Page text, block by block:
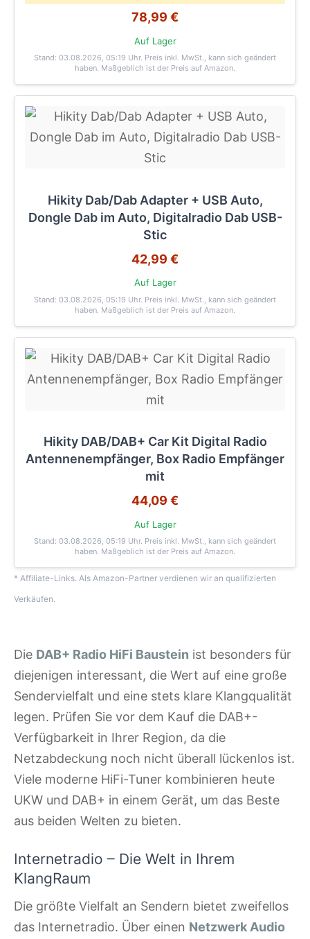
78,99 €
Auf Lager
Stand: 03.08.2026, 05:19 Uhr. Preis inkl. MwSt., kann sich geändert
haben. Maßgeblich ist der Preis auf Amazon.
Hikity Dab/Dab Adapter + USB Auto,
Dongle Dab im Auto, Digitalradio Dab USB-
Stic
42,99 €
Auf Lager
Stand: 03.08.2026, 05:19 Uhr. Preis inkl. MwSt., kann sich geändert
haben. Maßgeblich ist der Preis auf Amazon.
Hikity DAB/DAB+ Car Kit Digital Radio
Antennenempfänger, Box Radio Empfänger
mit
44,09 €
Auf Lager
Stand: 03.08.2026, 05:19 Uhr. Preis inkl. MwSt., kann sich geändert
haben. Maßgeblich ist der Preis auf Amazon.
* Affiliate-Links. Als Amazon-Partner verdienen wir an qualifizierten
Verkäufen.
Die DAB+ Radio HiFi Baustein ist besonders für
diejenigen interessant, die Wert auf eine große
Sendervielfalt und eine stets klare Klangqualität
legen. Prüfen Sie vor dem Kauf die DAB+-
Verfügbarkeit in Ihrer Region, da die
Netzabdeckung noch nicht überall lückenlos ist.
Viele moderne HiFi-Tuner kombinieren heute
UKW und DAB+ in einem Gerät, um das Beste
aus beiden Welten zu bieten.
Internetradio – Die Welt in Ihrem
KlangRaum
Die größte Vielfalt an Sendern bietet zweifellos
das Internetradio. Über einen Netzwerk Audio